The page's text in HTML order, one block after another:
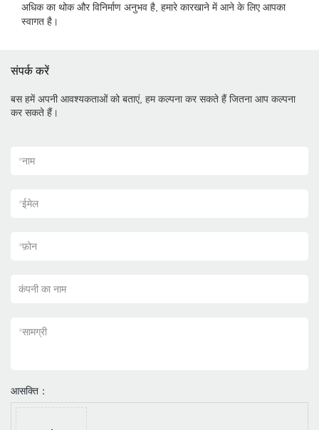
अधिक का थोक और विनिर्माण अनुभव है, हमारे कारखाने में आने के लिए आपका
स्वागत है।
संपर्क करें
बस हमें अपनी आवश्यकताओं को बताएं, हम कल्पना कर सकते हैं जितना आप कल्पना
कर सकते हैं।
*नाम
*ईमेल
*फ़ोन
कंपनी का नाम
*सामग्री
आसक्ति：